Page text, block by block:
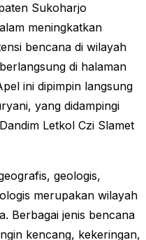
Sukoharjo
meningkatkan
bencana di wilayah
di halaman
ini dipimpin langsung
yang didampingi
Letkol Czi Slamet
geologis,
merupakan wilayah
Berbagai jenis bencana
kencang, kekeringan,